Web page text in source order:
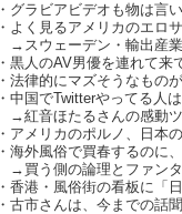
・グラビアビデオも物は言
・よく見るアメリカのエロ
→スウェーデン・輸出産
・黒人のAV男優を連れて
・法律的にマズそうなもの
・中国でTwitterやってる人
→紅音ほたるさんの感動
・アメリカのポルノ、日本
・海外風俗で買春するのに
→買う側の論理とファン
・香港・風俗街の看板に「
・古市さんは、今までの話